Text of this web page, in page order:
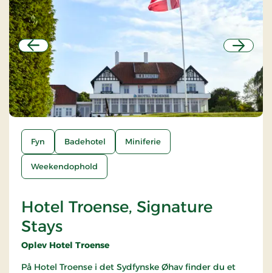
Forrige Næste
Fyn Badehotel Miniferie
Weekendophold
Hotel Troense, Signature
Stays
Oplev Hotel Troense
På Hotel Troense i det Sydfynske Øhav finder du et